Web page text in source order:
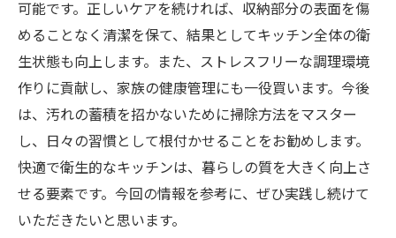
可能です。正しいケアを続ければ、収納部分の表面を傷
めることなく清潔を保て、結果としてキッチン全体の衛
生状態も向上します。また、ストレスフリーな調理環境
作りに貢献し、家族の健康管理にも一役買います。今後
は、汚れの蓄積を招かないために掃除方法をマスター
し、日々の習慣として根付かせることをお勧めします。
快適で衛生的なキッチンは、暮らしの質を大きく向上さ
せる要素です。今回の情報を参考に、ぜひ実践し続けて
いただきたいと思います。